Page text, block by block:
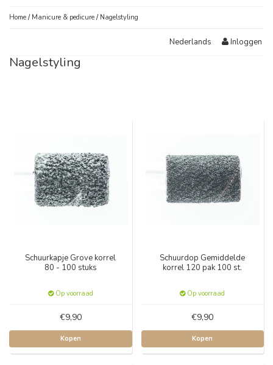
Home / Manicure & pedicure / Nagelstyling
Nederlands Inloggen
Nagelstyling
Schuurkapje Grove korrel
80 - 100 stuks
Op voorraad
€9,90
Kopen
Schuurdop Gemiddelde
korrel 120 pak 100 st.
Op voorraad
€9,90
Kopen